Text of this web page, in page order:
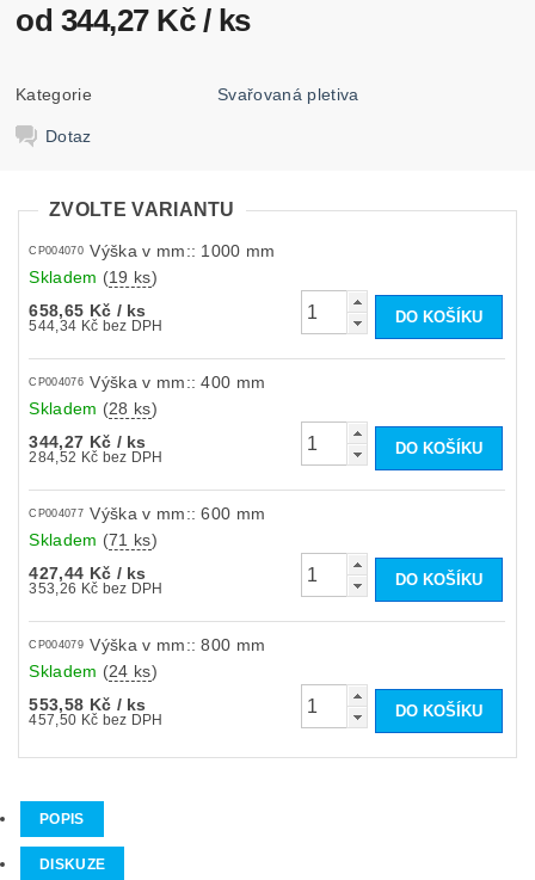
od 344,27 Kč / ks
Kategorie Svařovaná pletiva
Dotaz
ZVOLTE VARIANTU
CP004070 Výška v mm:: 1000 mm
Skladem (19 ks)
658,65 Kč / ks
544,34 Kč bez DPH
CP004076 Výška v mm:: 400 mm
Skladem (28 ks)
344,27 Kč / ks
284,52 Kč bez DPH
CP004077 Výška v mm:: 600 mm
Skladem (71 ks)
427,44 Kč / ks
353,26 Kč bez DPH
CP004079 Výška v mm:: 800 mm
Skladem (24 ks)
553,58 Kč / ks
457,50 Kč bez DPH
POPIS
DISKUZE